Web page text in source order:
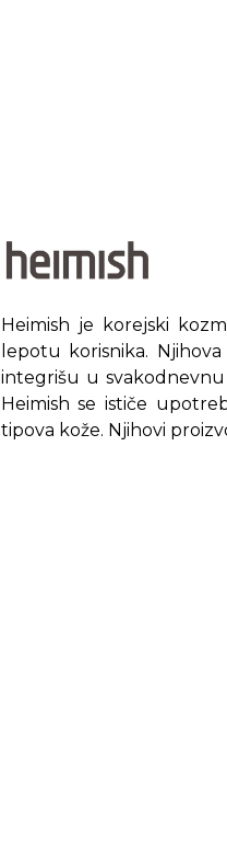
Heimish je korejski
lepotu korisnika.
integrišu u
Heimish se ističe
tipova kože. Njihovi